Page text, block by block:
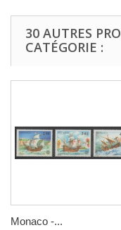
30 AUTRES
CATÉGORIE :
Monaco -...